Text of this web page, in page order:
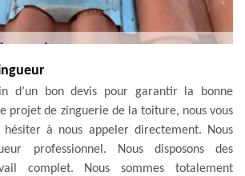
d’un bon devis pour garantir la bonne
projet de zinguerie de la toiture, nous vous
à nous appeler directement. Nous
professionnel. Nous disposons des
complet. Nous sommes totalement